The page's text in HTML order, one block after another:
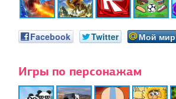
Facebook Twitter Мой мир
Игры по персонажам